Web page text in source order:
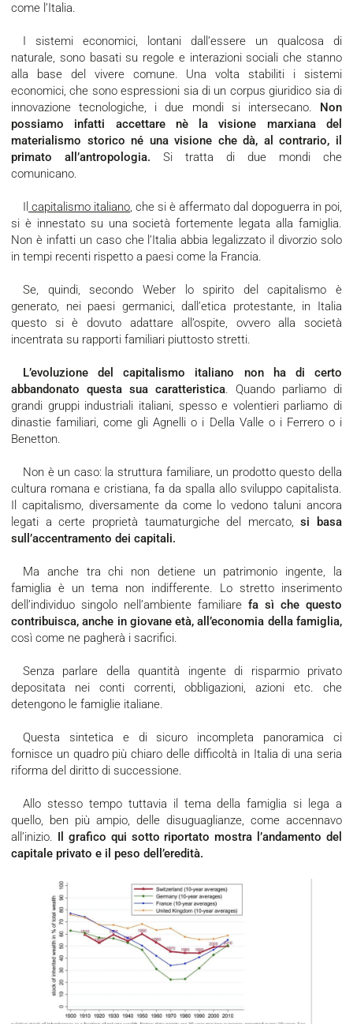
come l’Italia.
I sistemi economici, lontani dall’essere un qualcosa di
naturale, sono basati su regole e interazioni sociali che stanno
alla base del vivere comune. Una volta stabiliti i sistemi
economici, che sono espressioni sia di un corpus giuridico sia di
innovazione tecnologiche, i due mondi si intersecano. Non
possiamo infatti accettare nè la visione marxiana del
materialismo storico né una visione che dà, al contrario, il
primato all’antropologia. Si tratta di due mondi che
comunicano.
capitalismo italiano, che si è affermato dal dopoguerra in poi,
si è innestato su una società fortemente legata alla famiglia.
Non è infatti un caso che l’Italia abbia legalizzato il divorzio solo
in tempi recenti rispetto a paesi come la Francia.
Se, quindi, secondo Weber lo spirito del capitalismo è
generato, nei paesi germanici, dall’etica protestante, in Italia
questo si è dovuto adattare all’ospite, ovvero alla società
incentrata su rapporti familiari piuttosto stretti.
L’evoluzione del capitalismo italiano non ha di certo
abbandonato questa sua caratteristica. Quando parliamo di
grandi gruppi industriali italiani, spesso e volentieri parliamo di
dinastie familiari, come gli Agnelli o i Della Valle o i Ferrero o i
Benetton.
Non è un caso: la struttura familiare, un prodotto questo della
cultura romana e cristiana, fa da spalla allo sviluppo capitalista.
Il capitalismo, diversamente da come lo vedono taluni ancora
legati a certe proprietà taumaturgiche del mercato,si basa
sull’accentramento dei capitali.
Ma anche tra chi non detiene un patrimonio ingente, la
famiglia è un tema non indifferente. Lo stretto inserimento
dell’individuo singolo nell’ambiente familiare fa sì che questo
contribuisca, anche in giovane età, all’economia della famiglia,
così come ne pagherà i sacrifici.
Senza parlare della quantità ingente di risparmio privato
depositata nei conti correnti, obbligazioni, azioni etc. che
detengono le famiglie italiane.
Questa sintetica e di sicuro incompleta panoramica ci
fornisce un quadro più chiaro delle difficoltà in Italia di una seria
riforma del diritto di successione.
Allo stesso tempo tuttavia il tema della famiglia si lega a
quello, ben più ampio, delle disuguaglianze, come accennavo
all’inizio. Il grafico qui sotto riportato mostra l’andamento del
capitale privato e il peso dell’eredità.